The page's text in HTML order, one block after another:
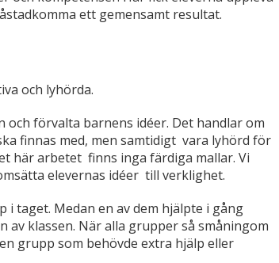
ett gemensamt resultat.
och lyhörda.
förvalta barnens idéer. Det handlar om
finnas med, men samtidigt vara lyhörd för
här arbetet finns inga färdiga mallar. Vi
elevernas idéer till verklighet.
taget. Medan en av dem hjälpte i gång
klassen. När alla grupper så småningom
grupp som behövde extra hjälp eller